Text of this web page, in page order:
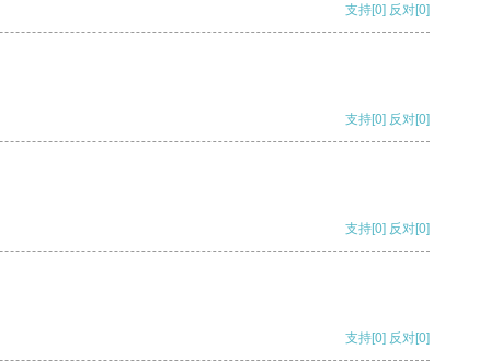
支持[0] 反对[0]
支持[0] 反对[0]
支持[0] 反对[0]
支持[0] 反对[0]